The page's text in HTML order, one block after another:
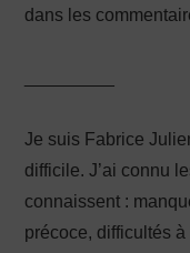
dans les
Je suis Fabrice
difficile. J’ai connu
connaissent :
précoce, difficultés